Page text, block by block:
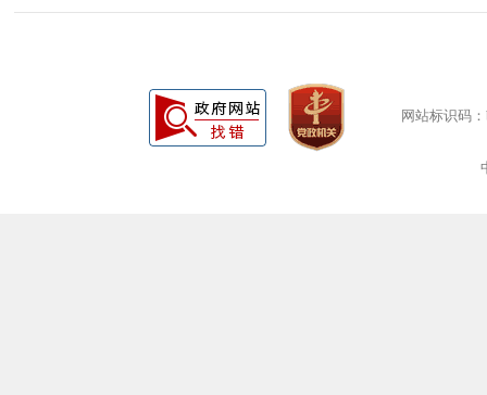
网站标识码